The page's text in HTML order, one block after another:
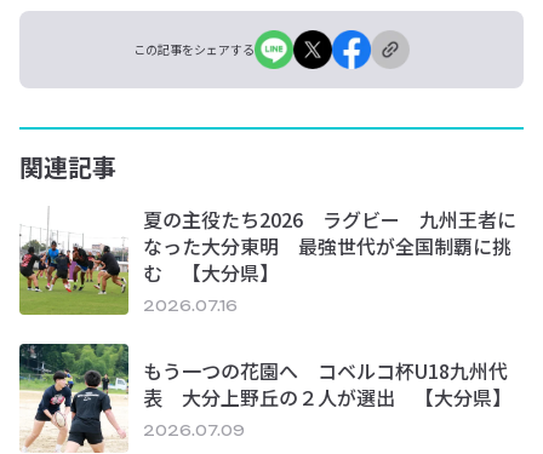
この記事をシェアする
関連記事
夏の主役たち2026 ラグビー 九州王者に
なった大分東明 最強世代が全国制覇に挑
む 【大分県】
2026.07.16
もう一つの花園へ コベルコ杯U18九州代
表 大分上野丘の２人が選出 【大分県】
2026.07.09